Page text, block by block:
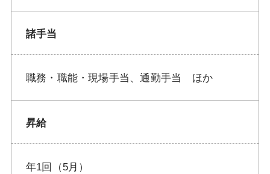
諸手当
職務・職能・現場手当、通勤手当 ほか
昇給
年1回（5月）